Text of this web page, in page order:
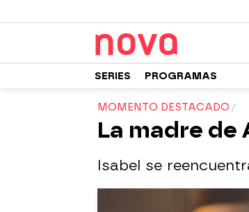
SERIES PROGRAMAS
MOMENTO DESTACADO
La madre
Isabel se